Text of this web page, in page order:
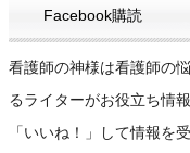
Facebook購読
看護師の神様は看護師の
るライターがお役立ち情
「いいね！」して情報を